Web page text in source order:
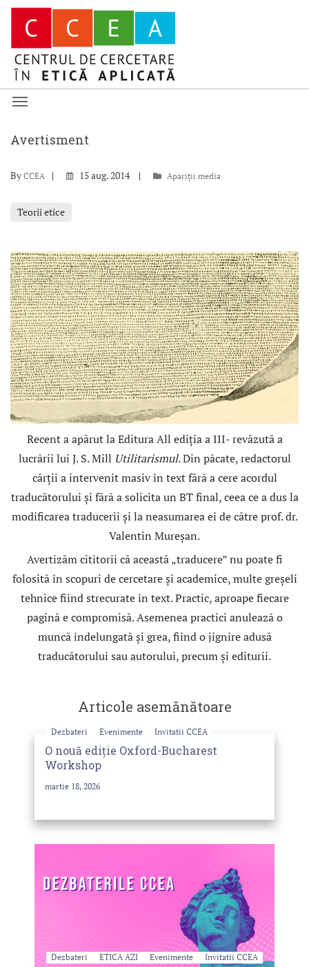
Avertisment
By CCEA 15 aug. 2014 Apariții media
Teorii etice
Recent a apărut la Editura All ediţia a III- revăzută a
lucrării lui J. S. Mill Utilitarismul. Din păcate, redactorul
cărţii a intervenit masiv în text fără a cere acordul
traducătorului şi fără a solicita un BT final, ceea ce a dus la
modificarea traducerii şi la neasumarea ei de către prof. dr.
Valentin Mureşan.
Avertizăm cititorii că această „traducere” nu poate fi
folosită în scopuri de cercetare şi academice, multe greşeli
tehnice fiind strecurate în text. Practic, aproape fiecare
pagină e compromisă. Asemenea practici anulează o
muncă îndelungată şi grea, fiind o jignire adusă
traducătorului sau autorului, precum şi editurii.
Articole asemănătoare
Dezbateri Evenimente Invitatii CCEA
O nouă ediție Oxford-Bucharest
Workshop
martie 18, 2026
Dezbateri ETICA AZI Evenimente Invitatii CCEA